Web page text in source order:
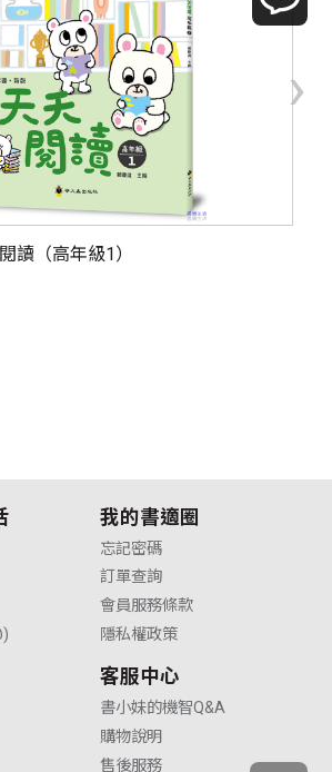
讀（高年級1）
›
我的書適圈
忘記密碼
訂單查詢
會員服務條款
隱私權政策
客服中心
書小妹的機智Q&A
購物說明
售後服務